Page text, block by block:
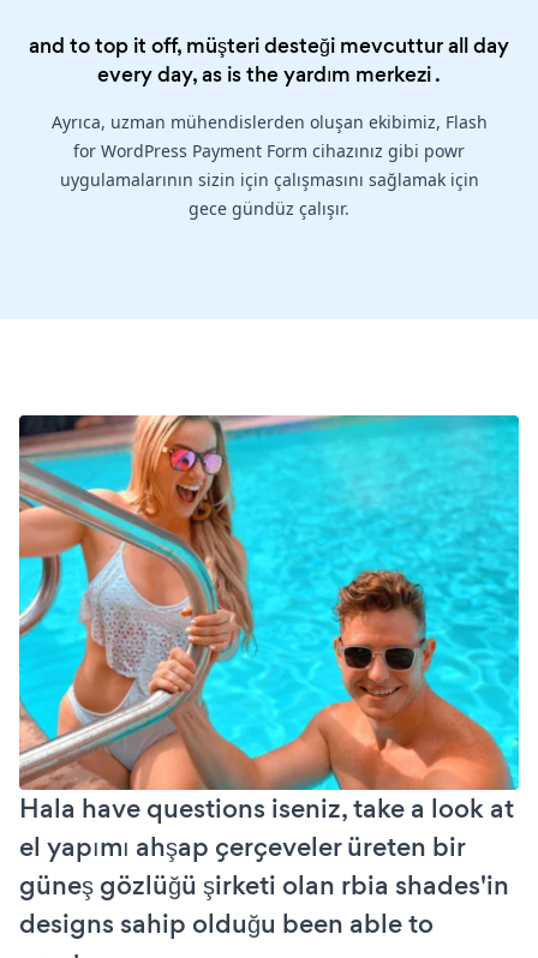
and to top it off, müşteri desteği mevcuttur all day
every day, as is theyardım merkezi.
Ayrıca, uzman mühendislerden oluşan ekibimiz, Flash
for WordPress Payment Form cihazınız gibi powr
uygulamalarının sizin için çalışmasını sağlamak için
gece gündüz çalışır.
Hala have questions iseniz, take a look at
el yapımı ahşap çerçeveler üreten bir
güneş gözlüğü şirketi olan rbia shades'in
designs sahip olduğu been able to